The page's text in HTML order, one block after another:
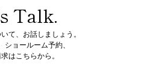
Talk.
て、お話しましょう。
ショールーム予約、
はこちらから。